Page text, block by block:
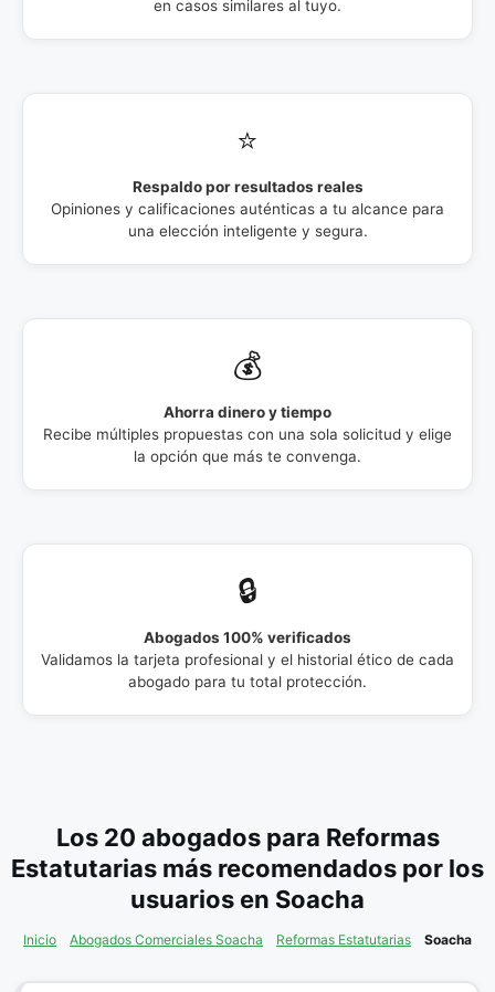
en casos similares al tuyo.
⭐
Respaldo por resultados reales
Opiniones y calificaciones auténticas a tu alcance para
una elección inteligente y segura.
💰
Ahorra dinero y tiempo
Recibe múltiples propuestas con una sola solicitud y elige
la opción que más te convenga.
🔒
Abogados 100% verificados
Validamos la tarjeta profesional y el historial ético de cada
abogado para tu total protección.
Los 20 abogados para Reformas
Estatutarias más recomendados por los
usuarios en Soacha
Inicio Abogados Comerciales Soacha Reformas Estatutarias Soacha